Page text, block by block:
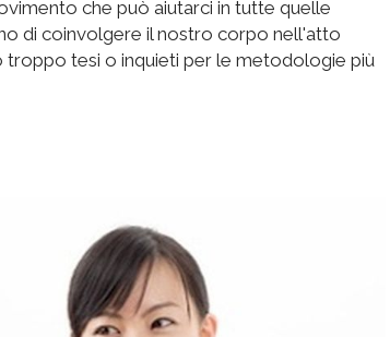
che può aiutarci in tutte quelle
di coinvolgere il nostro corpo nell'atto
troppo tesi o inquieti per le metodologie più